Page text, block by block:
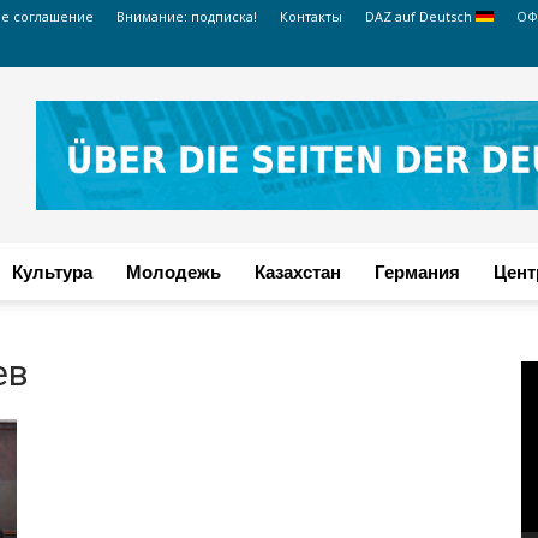
соглашение Внимание: подписка! Контакты DAZ auf Deutsch ОФ
Культура Молодежь Казахстан Германия